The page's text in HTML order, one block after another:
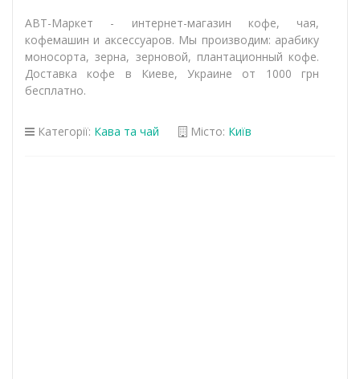
АВТ-Маркет - интернет-магазин кофе, чая,
кофемашин и аксессуаров. Мы производим: арабику
моносорта, зерна, зерновой, плантационный кофе.
Доставка кофе в Киеве, Украине от 1000 грн
бесплатно.
Категорії: Кава та чай Місто: Київ